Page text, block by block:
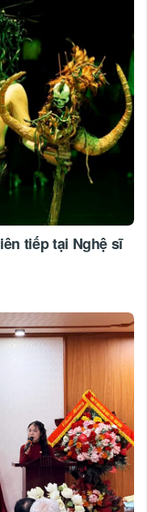
tiếp tại Nghệ sĩ